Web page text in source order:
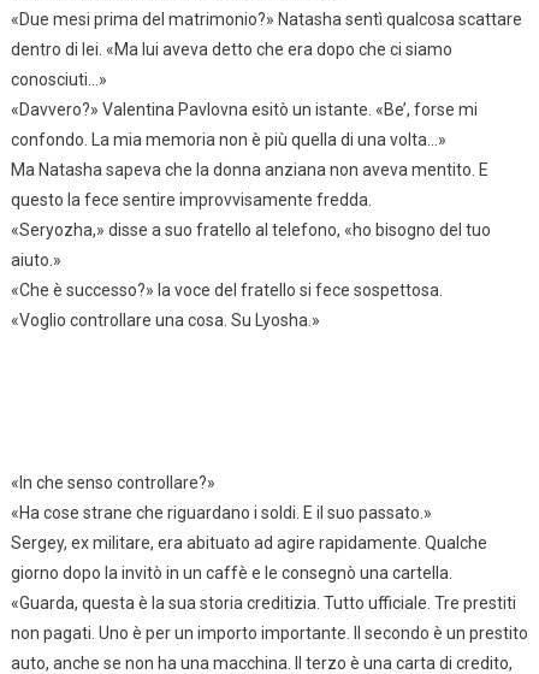
«Due mesi prima del matrimonio?» Natasha sentì qualcosa scattare
dentro di lei. «Ma lui aveva detto che era dopo che ci siamo
conosciuti…»
«Davvero?» Valentina Pavlovna esitò un istante. «Be’, forse mi
confondo. La mia memoria non è più quella di una volta…»
Ma Natasha sapeva che la donna anziana non aveva mentito. E
questo la fece sentire improvvisamente fredda.
«Seryozha,» disse a suo fratello al telefono, «ho bisogno del tuo
aiuto.»
«Che è successo?» la voce del fratello si fece sospettosa.
«Voglio controllare una cosa. Su Lyosha.»
«In che senso controllare?»
«Ha cose strane che riguardano i soldi. E il suo passato.»
Sergey, ex militare, era abituato ad agire rapidamente. Qualche
giorno dopo la invitò in un caffè e le consegnò una cartella.
«Guarda, questa è la sua storia creditizia. Tutto ufficiale. Tre prestiti
non pagati. Uno è per un importo importante. Il secondo è un prestito
auto, anche se non ha una macchina. Il terzo è una carta di credito,